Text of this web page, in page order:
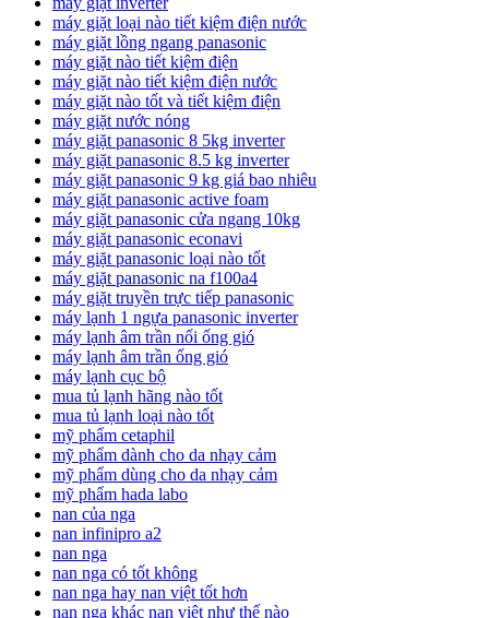
máy giặt loại nào tiết kiệm điện nước
máy giặt lồng ngang panasonic
máy giặt nào tiết kiệm điện
máy giặt nào tiết kiệm điện nước
máy giặt nào tốt và tiết kiệm điện
máy giặt nước nóng
máy giặt panasonic 8 5kg inverter
máy giặt panasonic 8.5 kg inverter
máy giặt panasonic 9 kg giá bao nhiêu
máy giặt panasonic active foam
máy giặt panasonic cửa ngang 10kg
máy giặt panasonic econavi
máy giặt panasonic loại nào tốt
máy giặt panasonic na f100a4
máy giặt truyền trực tiếp panasonic
máy lạnh 1 ngựa panasonic inverter
máy lạnh âm trần nối ống gió
máy lạnh âm trần ống gió
máy lạnh cục bộ
mua tủ lạnh hãng nào tốt
mua tủ lạnh loại nào tốt
mỹ phẩm cetaphil
mỹ phẩm dành cho da nhạy cảm
mỹ phẩm dùng cho da nhạy cảm
mỹ phẩm hada labo
nan của nga
nan infinipro a2
nan nga
nan nga có tốt không
nan nga hay nan việt tốt hơn
nan nga khác nan việt như thế nào